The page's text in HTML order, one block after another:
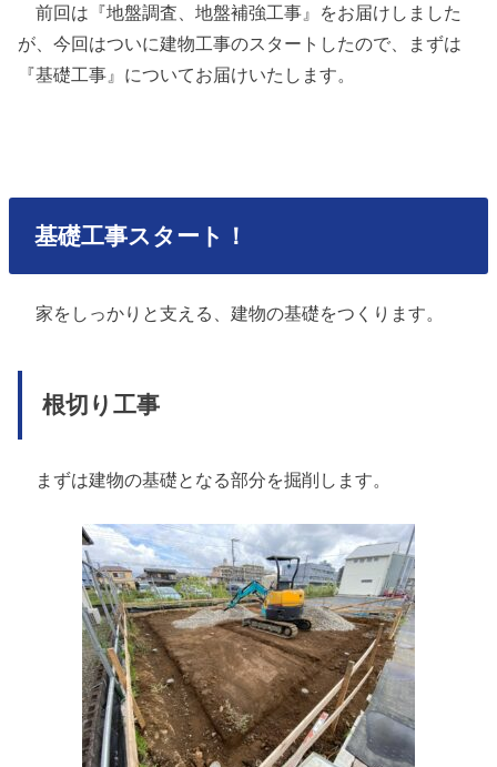
前回は『地盤調査、地盤補強工事』をお届けしました
が、今回はついに建物工事のスタートしたので、まずは
『基礎工事』についてお届けいたします。
基礎工事スタート！
家をしっかりと支える、建物の基礎をつくります。
根切り工事
まずは建物の基礎となる部分を掘削します。